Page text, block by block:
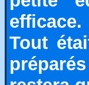
efficace.
Tout